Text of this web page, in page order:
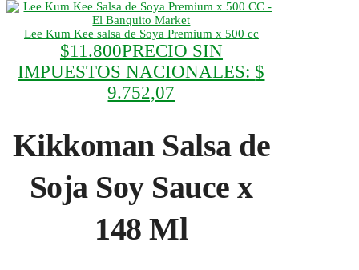
Lee Kum Kee salsa de Soya Premium x 500 cc
$11.800PRECIO SIN
IMPUESTOS NACIONALES: $
9.752,07
Kikkoman Salsa de
Soja Soy Sauce x
148 Ml